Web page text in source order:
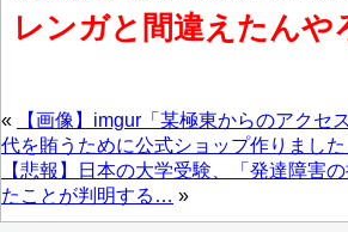
レンガと間違えたんや
«
【画像】imgur「某極東からのアクセ
代を賄うために公式ショップ作りました
【悲報】日本の大学受験、「発達障害
たことが判明する… »